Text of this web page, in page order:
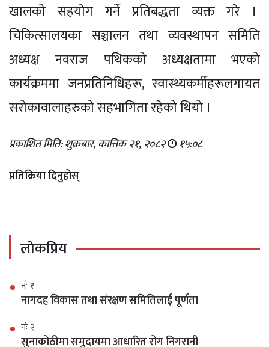
खालको सहयोग गर्ने प्रतिबद्धता व्यक्त गरे ।
चिकित्सालयका सञ्चालन तथा व्यवस्थापन समिति
अध्यक्ष नवराज पथिकको अध्यक्षतामा भएको
कार्यक्रममा जनप्रतिनिधिहरू, स्वास्थ्यकर्मीहरूलगायत
सरोकावालाहरुको सहभागिता रहेको थियो ।
प्रकाशित मिति: शुक्रबार, कात्तिक २१, २०८२ १५:०८
प्रतिक्रिया दिनुहोस्
लोकप्रिय
नंः १
नागदह विकास तथा संरक्षण समितिलाई पूर्णता
नंः २
सुनाकोठीमा समुदायमा आधारित रोग निगरानी